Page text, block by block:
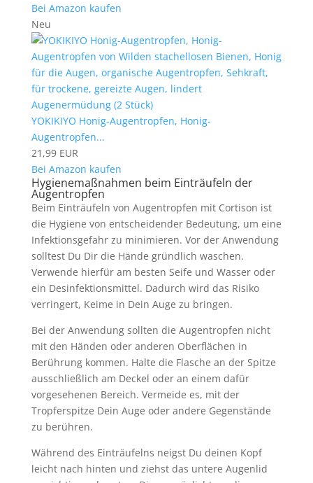
Bei Amazon kaufen
Neu
YOKIKIYO Honig-Augentropfen, Honig-
Augentropfen...
21,99 EUR
Bei Amazon kaufen
Hygienemaßnahmen beim Einträufeln der
Augentropfen
Beim Einträufeln von Augentropfen mit Cortison ist
die Hygiene von entscheidender Bedeutung, um eine
Infektionsgefahr zu minimieren. Vor der Anwendung
solltest Du Dir die Hände gründlich waschen.
Verwende hierfür am besten Seife und Wasser oder
ein Desinfektionsmittel. Dadurch wird das Risiko
verringert, Keime in Dein Auge zu bringen.
Bei der Anwendung sollten die Augentropfen nicht
mit den Händen oder anderen Oberflächen in
Berührung kommen. Halte die Flasche an der Spitze
ausschließlich am Deckel oder an einem dafür
vorgesehenen Bereich. Vermeide es, mit der
Tropferspitze Dein Auge oder andere Gegenstände
zu berühren.
Während des Einträufelns neigst Du deinen Kopf
leicht nach hinten und ziehst das untere Augenlid